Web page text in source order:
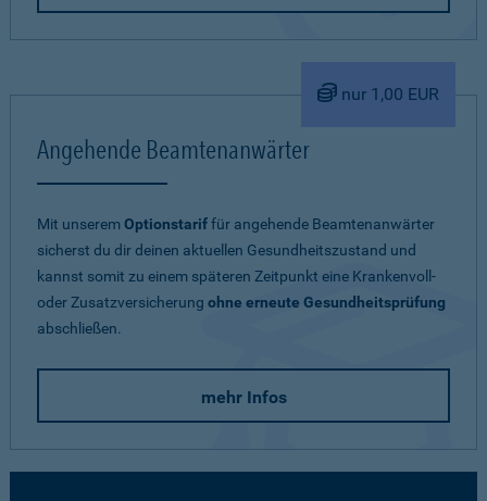
nur 1,00 EUR
Angehende Beamtenanwärter
Mit unseremOptionstariffür angehende Beamtenanwärter
sicherst du dir deinen aktuellen Gesundheitszustand und
kannst somit zu einem späteren Zeitpunkt eine Krankenvoll-
oder Zusatzversicherung ohne erneute Gesundheitsprüfung
abschließen.
mehr Infos